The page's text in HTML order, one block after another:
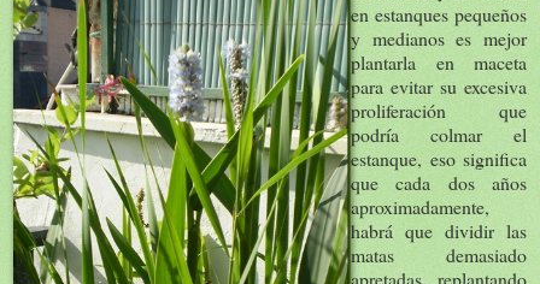
en estanques pequeños
y medianos es mejor
plantarla en maceta
para evitar su excesiva
proliferación que
podría colmar el
estanque, eso significa
que cada dos años
aproximadamente,
habrá que dividir las
matas demasiado
apretadas, replantando